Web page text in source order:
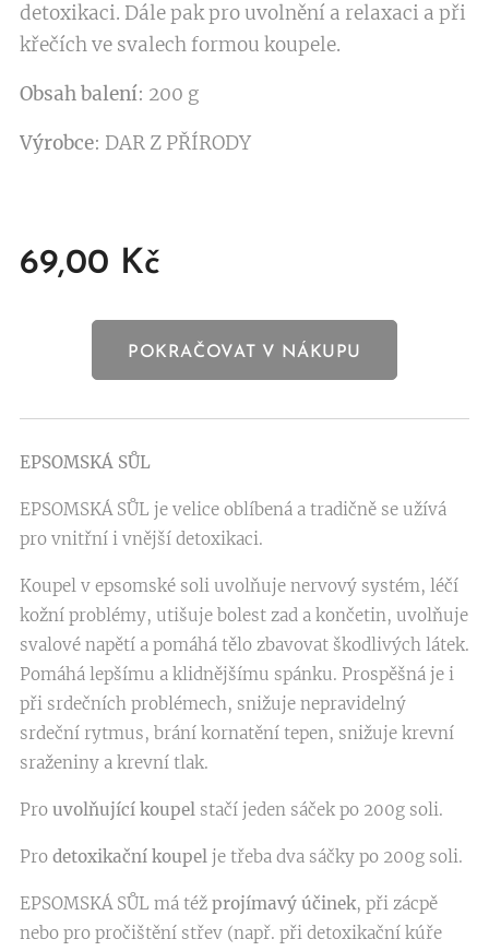
detoxikaci. Dále pak pro uvolnění a relaxaci a při
křečích ve svalech formou koupele.
Obsah balení: 200 g
Výrobce: DAR Z PŘÍRODY
69,00 Kč
POKRAČOVAT V NÁKUPU
EPSOMSKÁ SŮL
EPSOMSKÁ SŮL je velice oblíbená a tradičně se užívá
pro vnitřní i vnější detoxikaci.
Koupel v epsomské soli uvolňuje nervový systém, léčí
kožní problémy, utišuje bolest zad a končetin, uvolňuje
svalové napětí a pomáhá tělo zbavovat škodlivých látek.
Pomáhá lepšímu a klidnějšímu spánku. Prospěšná je i
při srdečních problémech, snižuje nepravidelný
srdeční rytmus, brání kornatění tepen, snižuje krevní
sraženiny a krevní tlak.
Pro uvolňující koupel stačí jeden sáček po 200g soli.
Pro detoxikační koupel je třeba dva sáčky po 200g soli.
EPSOMSKÁ SŮL má též projímavý účinek, při zácpě
nebo pro pročištění střev (např. při detoxikační kúře